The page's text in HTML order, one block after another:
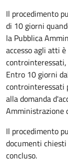
Il procedimento
di 10 giorni
la Pubblica
accesso agli atti
controinteressati,
Entro 10 giorni
controinteressati
alla domanda
Amministrazione
Il procedimento
documenti
concluso.